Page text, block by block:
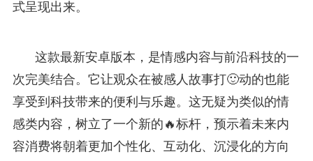
式呈现出来。
这款最新安卓版本，是情感内容与前沿科技的一
次完美结合。它让观众在被感人故事打🙂动的也能
享受到科技带来的便利与乐趣。这无疑为类似的情
感类内容，树立了一个新的🔥标杆，预示着未来内
容消费将朝着更加个性化、互动化、沉浸化的方向